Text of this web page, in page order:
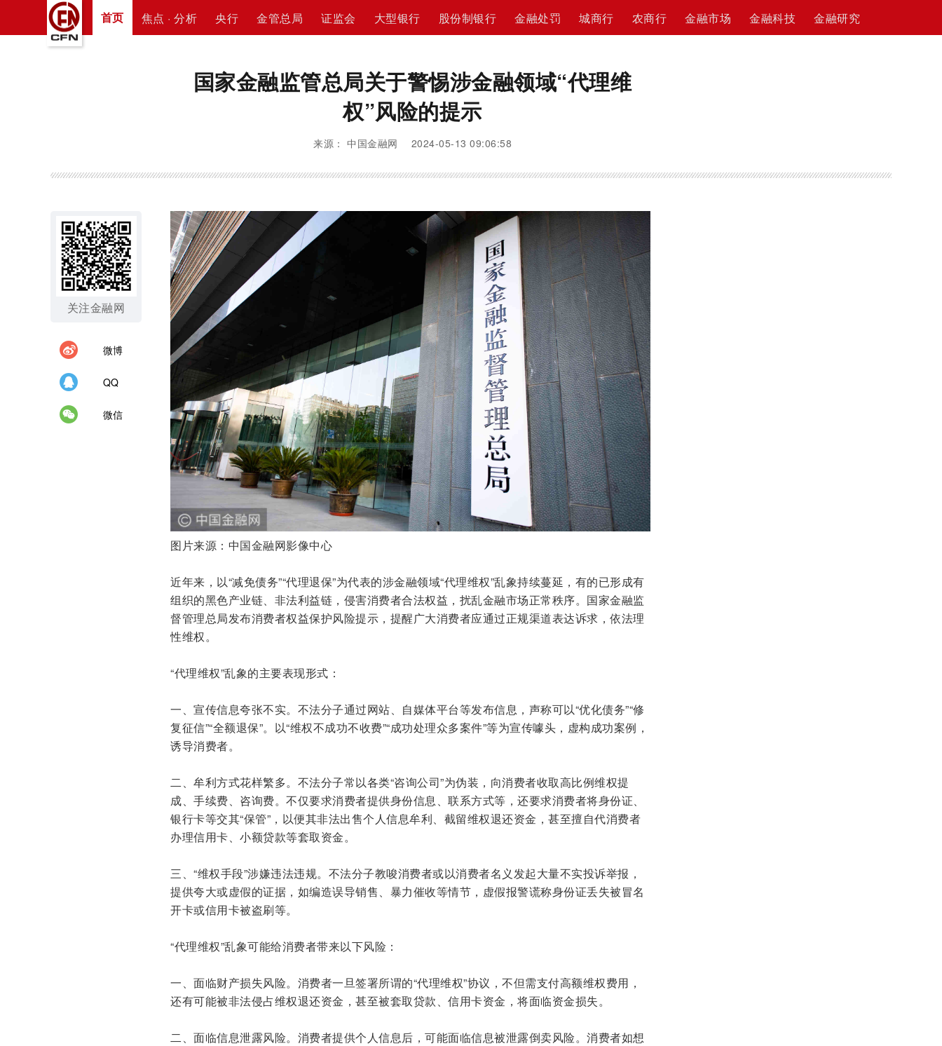
首页 焦点 · 分析 央行 金管总局 证监会 大型银行 股份制银行 金融处罚 城商行 农商行 金融市场 金融科技 金融研究
国家金融监管总局关于警惕涉金融领域“代理维
权”风险的提示
来源： 中国金融网 2024-05-13 09:06:58
关注金融网
微博
QQ
微信
图片来源：中国金融网影像中心
近年来，以“减免债务”“代理退保”为代表的涉金融领域“代理维权”乱象持续蔓延，有的已形成有
组织的黑色产业链、非法利益链，侵害消费者合法权益，扰乱金融市场正常秩序。国家金融监
督管理总局发布消费者权益保护风险提示，提醒广大消费者应通过正规渠道表达诉求，依法理
性维权。
“代理维权”乱象的主要表现形式：
一、宣传信息夸张不实。不法分子通过网站、自媒体平台等发布信息，声称可以“优化债务”“修
复征信”“全额退保”。以“维权不成功不收费”“成功处理众多案件”等为宣传噱头，虚构成功案例，
诱导消费者。
二、牟利方式花样繁多。不法分子常以各类“咨询公司”为伪装，向消费者收取高比例维权提
成、手续费、咨询费。不仅要求消费者提供身份信息、联系方式等，还要求消费者将身份证、
银行卡等交其“保管”，以便其非法出售个人信息牟利、截留维权退还资金，甚至擅自代消费者
办理信用卡、小额贷款等套取资金。
三、“维权手段”涉嫌违法违规。不法分子教唆消费者或以消费者名义发起大量不实投诉举报，
提供夸大或虚假的证据，如编造误导销售、暴力催收等情节，虚假报警谎称身份证丢失被冒名
开卡或信用卡被盗刷等。
“代理维权”乱象可能给消费者带来以下风险：
一、面临财产损失风险。消费者一旦签署所谓的“代理维权”协议，不但需支付高额维权费用，
还有可能被非法侵占维权退还资金，甚至被套取贷款、信用卡资金，将面临资金损失。
二、面临信息泄露风险。消费者提供个人信息后，可能面临信息被泄露倒卖风险。消费者如想